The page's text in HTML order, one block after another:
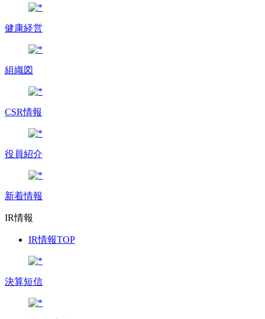
健康経営
組織図
CSR情報
役員紹介
新着情報
IR情報
IR情報TOP
決算短信